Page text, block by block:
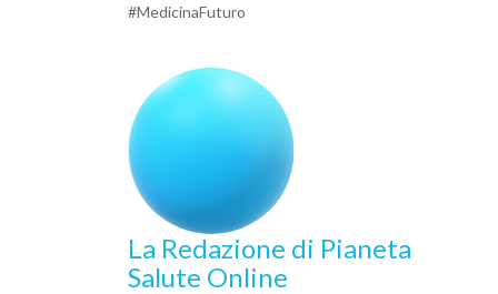
#MedicinaFuturo
La Redazione di Pianeta
Salute Online